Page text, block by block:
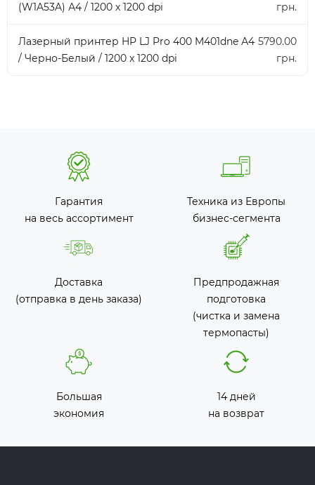
(W1A53A) А4 / 1200 x 1200 dpi
грн.
Лазерный принтер HP LJ Pro 400 M401dne А4
/ Черно-Белый / 1200 x 1200 dpi
5790.00
грн.
Гарантия
на весь ассортимент
Техника из Европы
бизнес-сегмента
Доставка
(отправка в день заказа)
Предпродажная
подготовка
(чистка и замена
термопасты)
Большая
экономия
14 дней
на возврат